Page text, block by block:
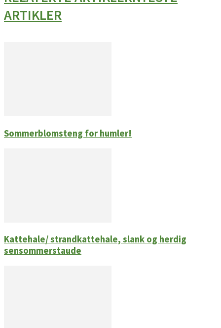
ARTIKLER
Sommerblomsteng for humler!
Kattehale/ strandkattehale, slank og herdig
sensommerstaude